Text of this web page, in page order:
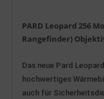
PARD Leopard 256
Rangefinder)
Das neue Pard Leopard
hochwertiges
auch für